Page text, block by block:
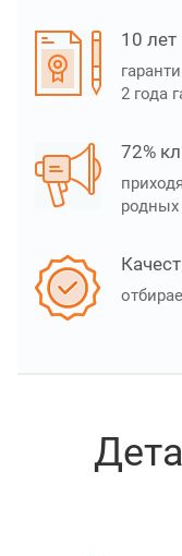
10 лет
2 года
72%
родных